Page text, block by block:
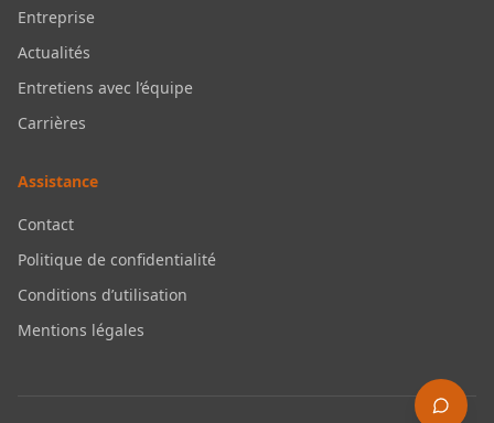
Entreprise
Actualités
Entretiens avec l’équipe
Carrières
Assistance
Contact
Politique de confidentialité
Conditions d’utilisation
Mentions légales